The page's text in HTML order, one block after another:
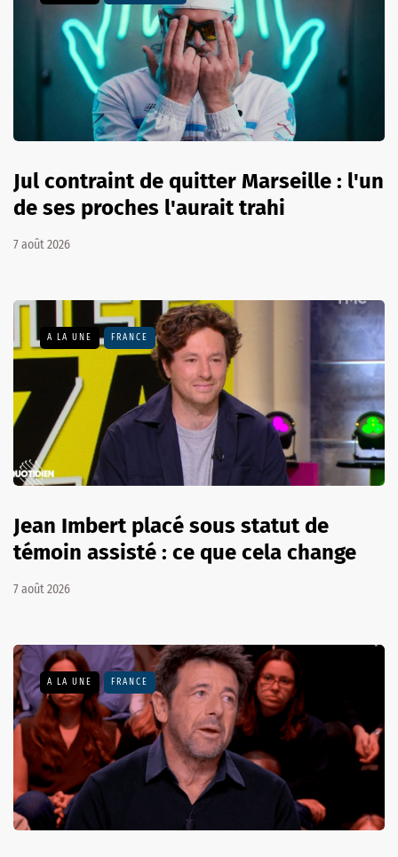
Jul contraint de quitter Marseille : l'un
de ses proches l'aurait trahi
7 août 2026
A LA UNE FRANCE
Jean Imbert placé sous statut de
témoin assisté : ce que cela change
7 août 2026
A LA UNE FRANCE